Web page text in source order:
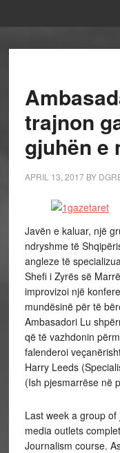
trajnon
gjuhën e
APRIL 13, 2017BY
Javën e kaluar, një
ndryshme të
angleze të
Shefi i Zyrës së
improvizoi një
mundësinë për të
Ambasadori Lu
që të vazhdonin
falenderoi
Harry Leeds
(Ish pjesmarrëse në
Last week a group
media outlets
Journalism course.